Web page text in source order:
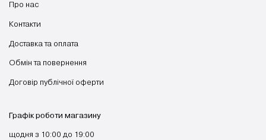
Про нас
Контакти
Доставка та оплата
Обмін та повернення
Договір публічної оферти
Графік роботи магазину
щодня з 10:00 до 19:00